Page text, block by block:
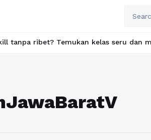
Temukan kelas seru dan materi